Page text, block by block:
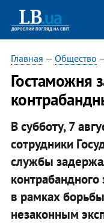
Главная — Общество
Гостаможня
В субботу, 7
сотрудники
службы
в рамках
незаконным